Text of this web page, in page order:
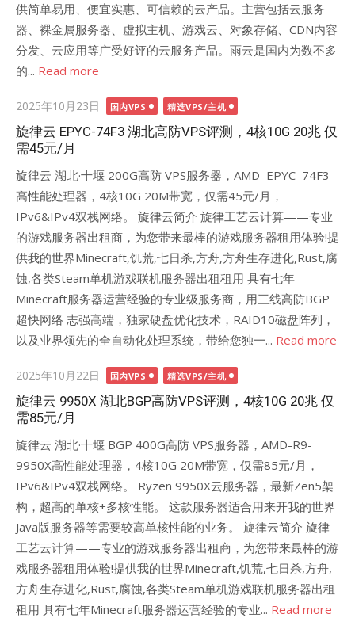
供简单易用、便宜实惠、可信赖的云产品。主营包括云服务
器、裸金属服务器、虚拟主机、游戏云、对象存储、CDN内容
分发、云应用等广受好评的云服务产品。雨云是国内为数不多
的... Read more
Posted
on
2025年10月23日 国内VPS 精选VPS/主机
旋律云 EPYC-74F3 湖北高防VPS评测，4核10G 20兆 仅
需45元/月
旋律云 湖北·十堰 200G高防 VPS服务器，AMD–EPYC–74F3
高性能处理器，4核10G 20M带宽，仅需45元/月，
IPv6&IPv4双栈网络。 旋律云简介 旋律工艺云计算——专业
的游戏服务器出租商，为您带来最棒的游戏服务器租用体验!提
供我的世界Minecraft,饥荒,七日杀,方舟,方舟生存进化,Rust,腐
蚀,各类Steam单机游戏联机服务器出租租用 具有七年
Minecraft服务器运营经验的专业级服务商，用三线高防BGP
超快网络 志强高端，独家硬盘优化技术，RAID10磁盘阵列，
以及业界领先的全自动化处理系统，带给您独一... Read more
Posted
on
2025年10月22日 国内VPS 精选VPS/主机
旋律云 9950X 湖北BGP高防VPS评测，4核10G 20兆 仅
需85元/月
旋律云 湖北·十堰 BGP 400G高防 VPS服务器，AMD-R9-
9950X高性能处理器，4核10G 20M带宽，仅需85元/月，
IPv6&IPv4双栈网络。 Ryzen 9950X云服务器，最新Zen5架
构，超高的单核+多核性能。 这款服务器适合用来开我的世界
Java版服务器等需要较高单核性能的业务。 旋律云简介 旋律
工艺云计算——专业的游戏服务器出租商，为您带来最棒的游
戏服务器租用体验!提供我的世界Minecraft,饥荒,七日杀,方舟,
方舟生存进化,Rust,腐蚀,各类Steam单机游戏联机服务器出租
租用 具有七年Minecraft服务器运营经验的专业... Read more